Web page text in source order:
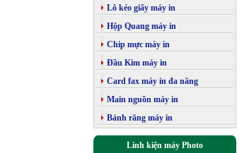
Lô kéo giấy máy in
Hộp Quang máy in
Chip mực máy in
Đầu Kim máy in
Card fax máy in đa năng
Main nguồn máy in
Bánh răng máy in
Linh kiện máy Photo